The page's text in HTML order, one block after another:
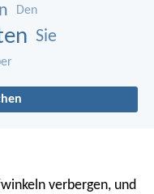
Den
Sie
verbergen, und